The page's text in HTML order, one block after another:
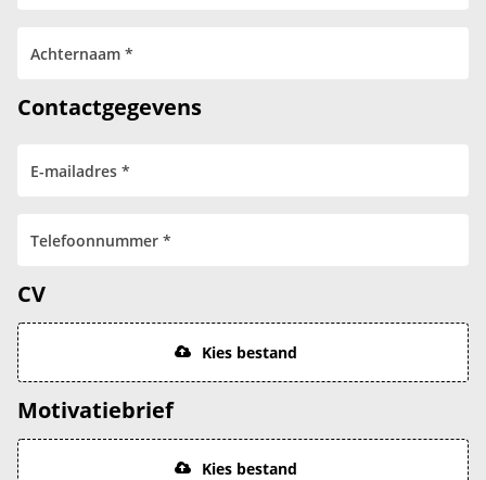
Contactgegevens
CV
Kies bestand
Motivatiebrief
Kies bestand